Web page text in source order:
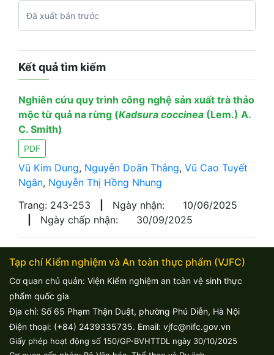
Kết quả tìm kiếm
Nghiên cứu quy trình công nghệ sản xuất trà thảo
mộc từ quả na rừng (Kadsura coccinea (Lem.) A.
C. Smith)
PDF
Vũ Kim Dung, Nguyễn Doãn Thắng, Vũ Cao Tuyết
Ngân, Nguyễn Thị Hồng Nhung
Trang: 243-253
Ngày nhận:
10/06/2025
Ngày chấp nhận: 30/09/2025
Tạp chí Kiểm nghiệm và An toàn thực phẩm (VJFC)
Cơ quan chủ quản: Viện Kiểm nghiệm an toàn vệ sinh thực
phẩm quốc gia
Địa chỉ: Số 65 Phạm Thận Duật, phường Phú Diễn, Hà Nội
Điện thoại: (+84) 2439335735. Email: vjfc@nifc.gov.vn
Giấy phép hoạt động số 150/GP-BVHTTDL ngày 30/10/2025